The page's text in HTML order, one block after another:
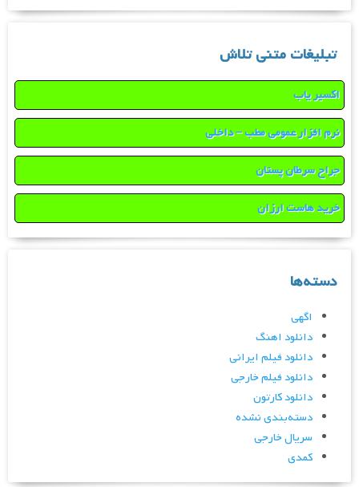
تبلیغات متنی تلاش
اکسیر یاب
نرم افزار عمومی مطب – داخلی
جراح سرطان پستان
خرید هاست ارزان
دسته‌ها
اگهی
دانلود اهنگ
دانلود فیلم ایرانی
دانلود فیلم خارجی
دانلود کارتون
دسته‌بندی نشده
سریال خارجی
کمدی